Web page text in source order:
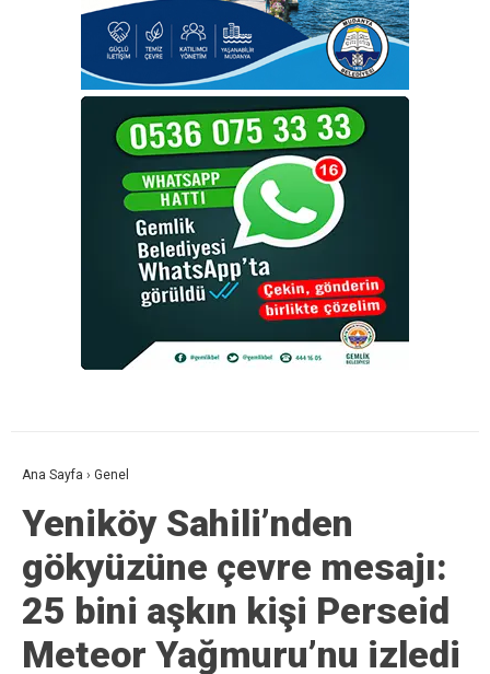
Ana Sayfa › Genel
Yeniköy Sahili’nden
gökyüzüne çevre mesajı:
25 bini aşkın kişi Perseid
Meteor Yağmuru’nu izledi